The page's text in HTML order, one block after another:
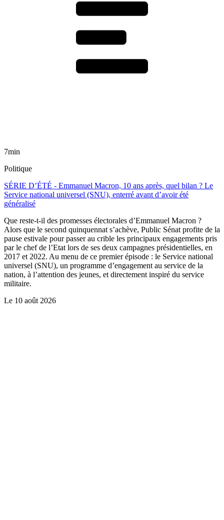
7min
Politique
SÉRIE D’ÉTÉ - Emmanuel Macron, 10 ans après, quel bilan ? Le
Service national universel (SNU), enterré avant d’avoir été
généralisé
Que reste-t-il des promesses électorales d’Emmanuel Macron ?
Alors que le second quinquennat s’achève, Public Sénat profite de la
pause estivale pour passer au crible les principaux engagements pris
par le chef de l’Etat lors de ses deux campagnes présidentielles, en
2017 et 2022. Au menu de ce premier épisode : le Service national
universel (SNU), un programme d’engagement au service de la
nation, à l’attention des jeunes, et directement inspiré du service
militaire.
Le 10 août 2026